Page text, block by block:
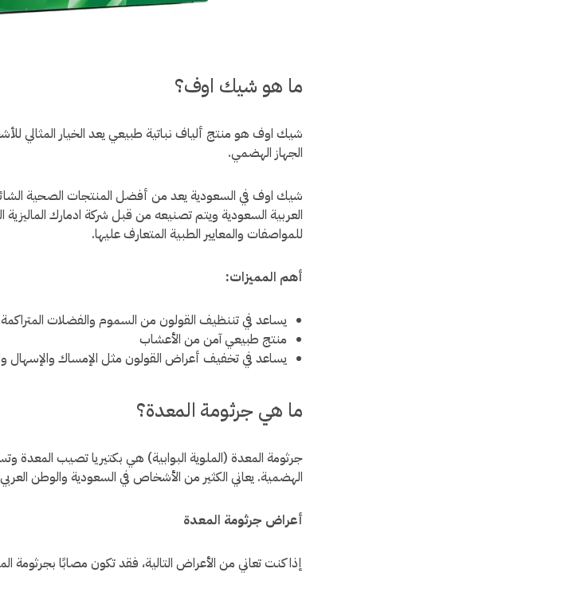
ما هو شيك اوف؟
شيك اوف هو منتج ألياف نباتية طبيعي يعد الخيار المثالي
الجهاز الهضمي.
شيك اوف في السعودية يعد من أفضل المنتجات الصحية
العربية السعودية ويتم تصنيعه من قبل شركة ادمارك الماليزية
للمواصفات والمعايير الطبية المتعارف عليها.
أهم المميزات:
يساعد في تننظيف القولون من السموم والفضلات المتراكمة
منتج طبيعي آمن من الأعشاب
يساعد في تخفيف أعراض القولون مثل الإمساك والإسهال
ما هي جرثومة المعدة؟
جرثومة المعدة (الملوية البوابية) هي بكتيريا تصيب المعدة
الهضمية. يعاني الكثير من الأشخاص في السعودية والوطن
أعراض جرثومة المعدة
إذا كنت تعاني من الأعراض التالية، فقد تكون مصابًا بجرثومة